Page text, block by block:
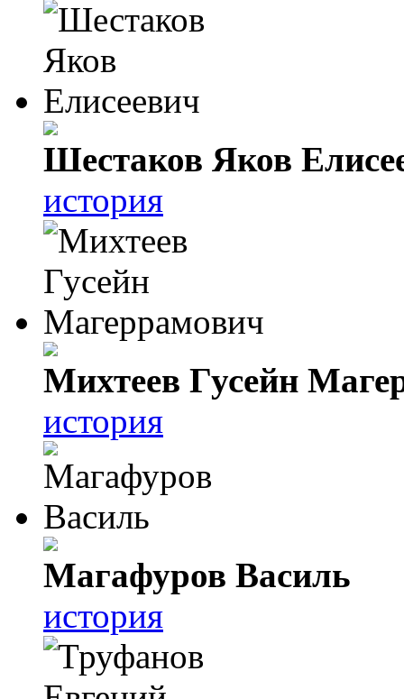
Шестаков Яков
история
Михтеев Гусейн
история
Магафуров Василь
история